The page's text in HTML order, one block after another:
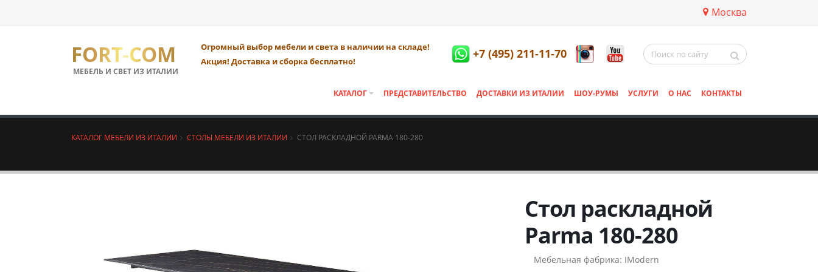
Москва
FORT-COM
МЕБЕЛЬ И СВЕТ ИЗ ИТАЛИИ
Огромный выбор мебели и света в наличии на складе!
Акция! Доставка и сборка бесплатно!
+7 (495) 211-11-70
КАТАЛОГ ПРЕДСТАВИТЕЛЬСТВО ДОСТАВКИ ИЗ ИТАЛИИ ШОУ-РУМЫ УСЛУГИ О НАС КОНТАКТЫ
КАТАЛОГ МЕБЕЛИ ИЗ ИТАЛИИ СТОЛЫ МЕБЕЛИ ИЗ ИТАЛИИ СТОЛ РАСКЛАДНОЙ PARMA 180-280
Стол раскладной
Parma 180-280
Мебельная фабрика: IModern